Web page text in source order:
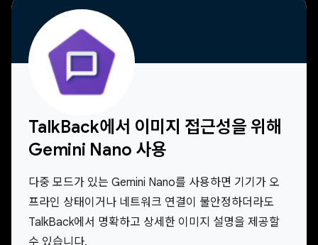
TalkBack에서 이미지 접근성을 위해
Gemini Nano 사용
다중 모드가 있는 Gemini Nano를 사용하면 기기가 오
프라인 상태이거나 네트워크 연결이 불안정하더라도
TalkBack에서 명확하고 상세한 이미지 설명을 제공할